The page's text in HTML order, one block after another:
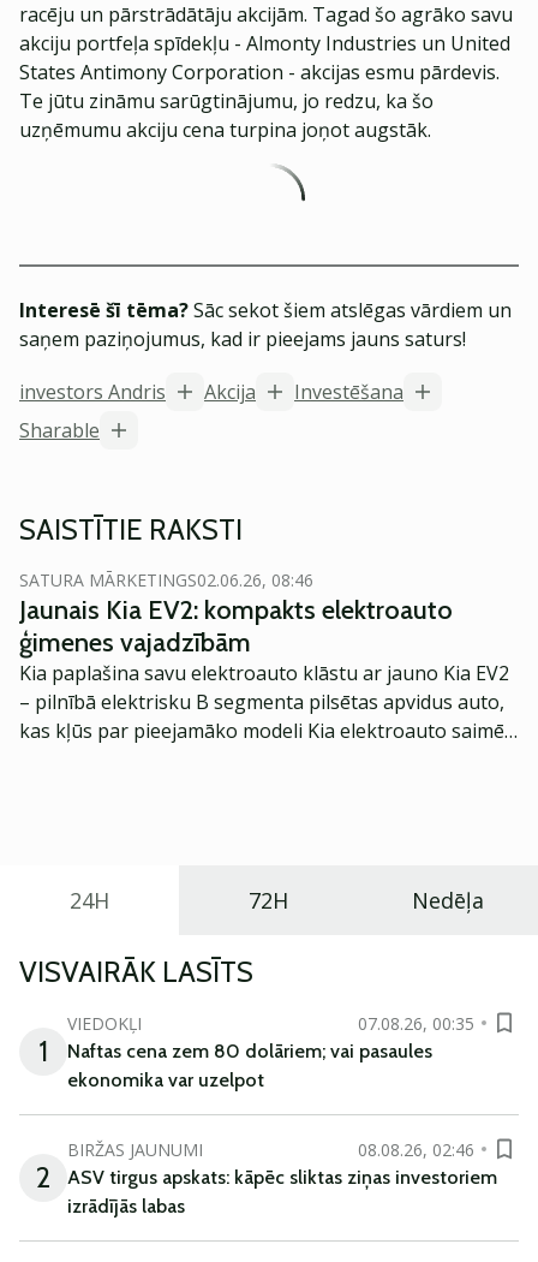
racēju un pārstrādātāju akcijām. Tagad šo agrāko savu
akciju portfeļa spīdekļu - Almonty Industries un United
States Antimony Corporation - akcijas esmu pārdevis.
Te jūtu zināmu sarūgtinājumu, jo redzu, ka šo
uzņēmumu akciju cena turpina joņot augstāk.
Interesē šī tēma?Sāc sekot šiem atslēgas vārdiem un
saņem paziņojumus, kad ir pieejams jauns saturs!
investors Andris
Akcija
Investēšana
Sharable
SAISTĪTIE RAKSTI
SATURA MĀRKETINGS02.06.26, 08:46
Jaunais Kia EV2: kompakts elektroauto
ģimenes vajadzībām
Kia paplašina savu elektroauto klāstu ar jauno Kia EV2
– pilnībā elektrisku B segmenta pilsētas apvidus auto,
kas kļūs par pieejamāko modeli Kia elektroauto saimē
24H 72H Nedēļa
VISVAIRĀK LASĪTS
1
VIEDOKĻI
07.08.26, 00:35
Naftas cena zem 80 dolāriem; vai pasaules
ekonomika var uzelpot
2
BIRŽAS JAUNUMI
08.08.26, 02:46
ASV tirgus apskats: kāpēc sliktas ziņas investoriem
izrādījās labas